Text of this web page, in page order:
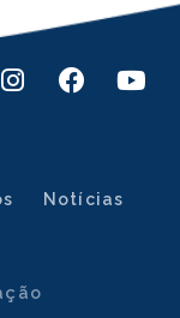
Notícias